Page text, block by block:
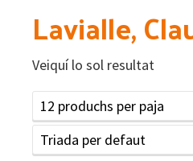
Lavialle,
Veiquí lo sol resultat